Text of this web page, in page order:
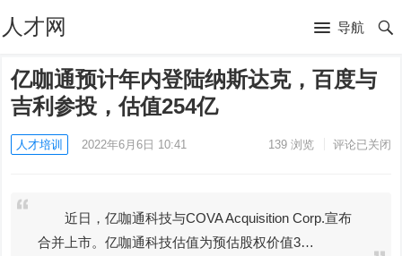
人才网 导航
亿咖通预计年内登陆纳斯达克，百度与
吉利参投，估值254亿
人才培训 2022年6月6日 10:41 139浏览 评论已关闭
近日，亿咖通科技与COVA Acquisition Corp.宣布
合并上市。亿咖通科技估值为预估股权价值3…